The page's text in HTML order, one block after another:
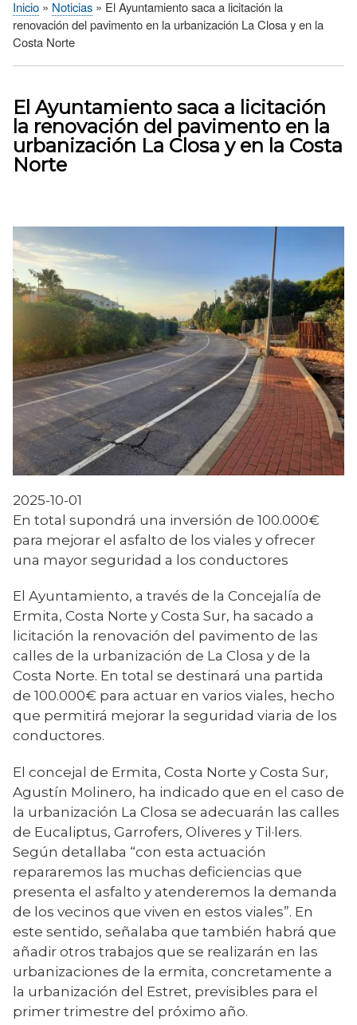
Sobrescribir
enlaces
de
a
la
navegación
Inicio Noticias
El Ayuntamiento saca a licitación la
renovación del pavimento en la urbanización La Closa y en la
Costa Norte
El Ayuntamiento saca a licitación
la renovación del pavimento en la
urbanización La Closa y en la Costa
Norte
2025-10-01
En total supondrá una inversión de 100.000€
para mejorar el asfalto de los viales y ofrecer
una mayor seguridad a los conductores
El Ayuntamiento, a través de la Concejalía de
Ermita, Costa Norte y Costa Sur, ha sacado a
licitación la renovación del pavimento de las
calles de la urbanización de La Closa y de la
Costa Norte. En total se destinará una partida
de 100.000€ para actuar en varios viales, hecho
que permitirá mejorar la seguridad viaria de los
conductores.
El concejal de Ermita, Costa Norte y Costa Sur,
Agustín Molinero, ha indicado que en el caso de
la urbanización La Closa se adecuarán las calles
de Eucaliptus, Garrofers, Oliveres y Til·lers.
Según detallaba “con esta actuación
repararemos las muchas deficiencias que
presenta el asfalto y atenderemos la demanda
de los vecinos que viven en estos viales”. En
este sentido, señalaba que también habrá que
añadir otros trabajos que se realizarán en las
urbanizaciones de la ermita, concretamente a
la urbanización del Estret, previsibles para el
primer trimestre del próximo año.